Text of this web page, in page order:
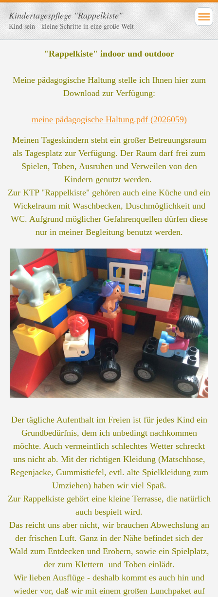
Kindertagespflege "Rappelkiste"
Kind sein - kleine Schritte in eine große Welt
"Rappelkiste" indoor und outdoor
Meine pädagogische Haltung stelle ich Ihnen hier zum
Download zur Verfügung:
meine pädagogische Haltung.pdf (2026059)
Meinen Tageskindern steht ein großer Betreuungsraum
als Tagesplatz zur Verfügung. Der Raum darf frei zum
Spielen, Toben, Ausruhen und Verweilen von den
Kindern genutzt werden.
Zur KTP "Rappelkiste" gehören auch eine Küche und ein
Wickelraum mit Waschbecken, Duschmöglichkeit und
WC. Aufgrund möglicher Gefahrenquellen dürfen diese
nur in meiner Begleitung benutzt werden.
Der tägliche Aufenthalt im Freien ist für jedes Kind ein
Grundbedürfnis, dem ich unbedingt nachkommen
möchte. Auch vermeintlich schlechtes Wetter schreckt
uns nicht ab. Mit der richtigen Kleidung (Matschhose,
Regenjacke, Gummistiefel, evtl. alte Spielkleidung zum
Umziehen) haben wir viel Spaß.
Zur Rappelkiste gehört eine kleine Terrasse, die natürlich
auch bespielt wird.
Das reicht uns aber nicht, wir brauchen Abwechslung an
der frischen Luft. Ganz in der Nähe befindet sich der
Wald zum Entdecken und Erobern, sowie ein Spielplatz,
der zum Klettern und Toben einlädt.
Wir lieben Ausflüge - deshalb kommt es auch hin und
wieder vor, daß wir mit einem großen Lunchpaket auf